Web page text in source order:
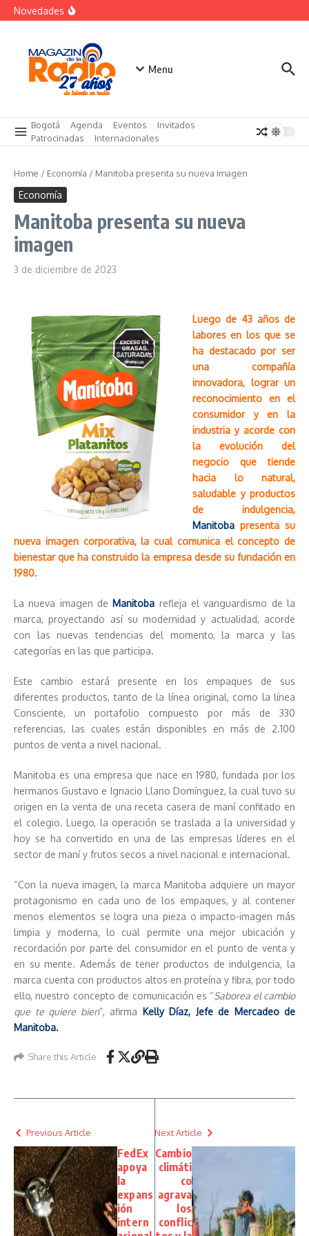
Saltar al contenido
Novedades
Menu
Bogotá Agenda Eventos
Invitados
Patrocinadas
Internacionales
Home / Economía / Manitoba presenta su nueva imagen
Economía
Manitoba presenta su nueva
imagen
3 de diciembre de 2023
Luego de 43 años de
labores en los que se
ha destacado por ser
una compañía
innovadora, lograr un
reconocimiento en el
consumidor y en la
industria y acorde con
la evolución del
negocio que tiende
hacia lo natural,
saludable y productos
de indulgencia,
Manitoba presenta su
nueva imagen corporativa, la cual comunica el concepto de
bienestar que ha construido la empresa desde su fundación en
1980.
La nueva imagen de Manitoba refleja el vanguardismo de la
marca, proyectando así su modernidad y actualidad, acorde
con las nuevas tendencias del momento, la marca y las
categorías en las que participa.
Este cambio estará presente en los empaques de sus
diferentes productos, tanto de la línea original, como la línea
Consciente, un portafolio compuesto por más de 330
referencias, las cuales están disponibles en más de 2.100
puntos de venta a nivel nacional.
Manitoba es una empresa que nace en 1980, fundada por los
hermanos Gustavo e Ignacio Llano Domínguez, la cual tuvo su
origen en la venta de una receta casera de maní confitado en
el colegio. Luego, la operación se traslada a la universidad y
hoy se ha convertido en una de las empresas líderes en el
sector de maní y frutos secos a nivel nacional e internacional.
“Con la nueva imagen, la marca Manitoba adquiere un mayor
protagonismo en cada uno de los empaques, y al contener
menos elementos se logra una pieza o impacto-imagen más
limpia y moderna, lo cual permite una mejor ubicación y
recordación por parte del consumidor en el punto de venta y
en su mente. Además de tener productos de indulgencia, la
marca cuenta con productos altos en proteína y fibra, por todo
ello, nuestro concepto de comunicación es “Saborea el cambio
que te quiere bien”, afirma Kelly Díaz, Jefe de Mercadeo de
Manitoba.
Share this Article
Previous Article
FedEx
apoya
la
expans
ión
intern
Next Article
Cambio
climáti
co
agrava
los
conflic